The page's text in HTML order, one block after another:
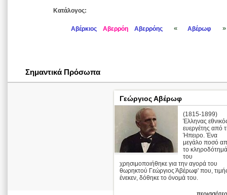
Κατάλογος:
Αβέρκιος Αβερρόη Αβερρόης « Αβέρωφ »
Σημαντικά Πρόσωπα
Γεώργιος Αβέρωφ
(1815-1899)
Έλληνας
ευεργέτης από
Ήπειρο. Ένα
μεγάλο ποσό
το κληροδότημά
του
χρησιμοποιήθηκε για την αγορά του
θωρηκτού Γεώργιος Άβέρωφ' που,
ένεκεν, δόθηκε το όνομά του.